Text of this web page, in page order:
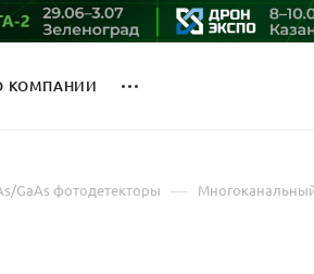
КОМПАНИИ
GaAs фотодетекторы —